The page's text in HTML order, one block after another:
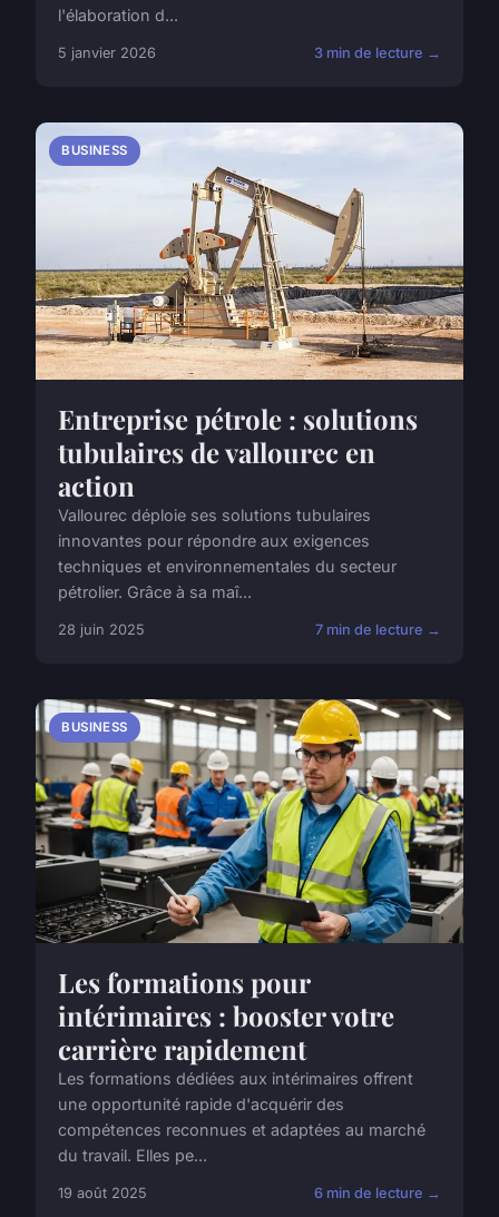
l'élaboration d...
5 janvier 2026 3 min de lecture →
BUSINESS
Entreprise pétrole : solutions
tubulaires de vallourec en
action
Vallourec déploie ses solutions tubulaires
innovantes pour répondre aux exigences
techniques et environnementales du secteur
pétrolier. Grâce à sa maî...
28 juin 2025 7 min de lecture →
BUSINESS
Les formations pour
intérimaires : booster votre
carrière rapidement
Les formations dédiées aux intérimaires offrent
une opportunité rapide d'acquérir des
compétences reconnues et adaptées au marché
du travail. Elles pe...
19 août 2025 6 min de lecture →